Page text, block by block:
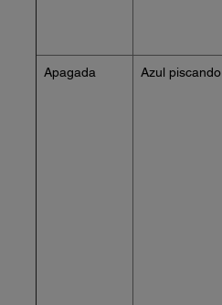
Apagada Azul piscando